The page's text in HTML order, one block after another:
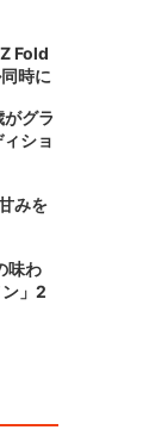
Fold
時に
グラ
ショ
みを
味わ
」2